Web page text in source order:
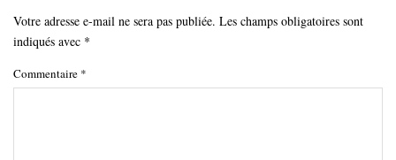
Votre adresse e-mail ne sera pas publiée. Les champs obligatoires sont
indiqués avec *
Commentaire *